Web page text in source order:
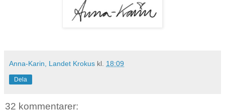
Anna-Karin, Landet Krokus kl. 18:09
Dela
32 kommentarer: